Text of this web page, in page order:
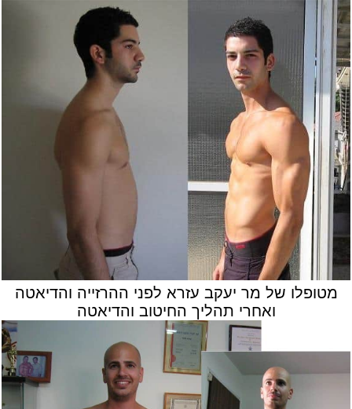
מטופלו של מר יעקב עזרא לפני ההרזייה והדיאטה
ואחרי תהליך החיטוב והדיאטה